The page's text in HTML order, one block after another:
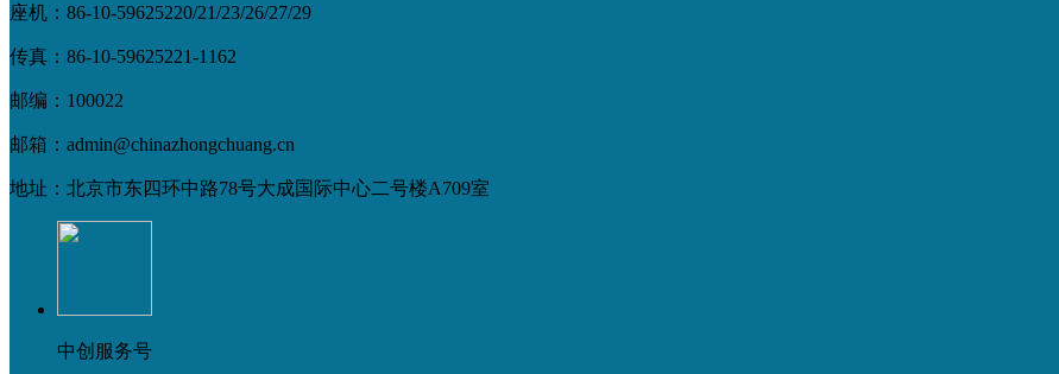
座机：86-10-59625220/21/23/26/27/29
传真：86-10-59625221-1162
邮编：100022
邮箱：admin@chinazhongchuang.cn
地址：北京市东四环中路78号大成国际中心二号楼A709室
中创服务号